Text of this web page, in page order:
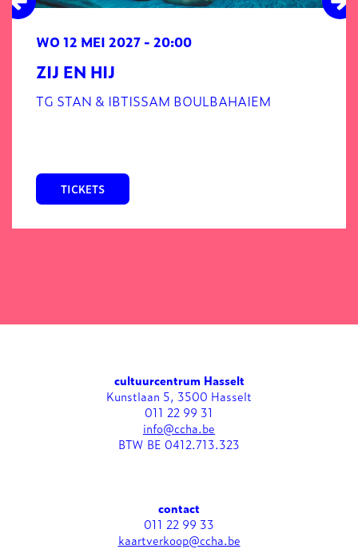
ZIJ EN HIJ
TG STAN & IBTISSAM BOULBAHAIEM
WO 12 MEI 2027 - 20:00
TICKETS
cultuurcentrum Hasselt
Kunstlaan 5, 3500 Hasselt
011 22 99 31
info@ccha.be
BTW BE 0412.713.323
contact
011 22 99 33
kaartverkoop@ccha.be